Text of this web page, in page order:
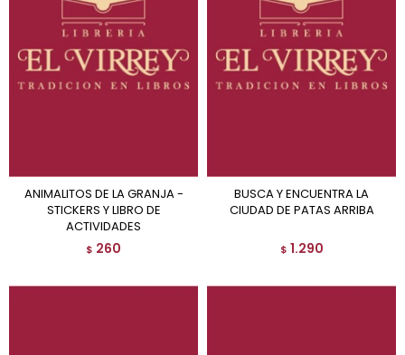
ANIMALITOS DE LA GRANJA -
STICKERS Y LIBRO DE
ACTIVIDADES
$ 260
BUSCA Y ENCUENTRA LA
CIUDAD DE PATAS ARRIBA
$ 1.290